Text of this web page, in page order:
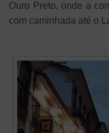
Ouro Preto, onde a
com caminhada até o